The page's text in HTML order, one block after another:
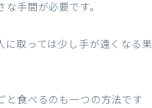
手間が必要です。
取っては少し手が遠くなる果
と食べるのも一つの方法です